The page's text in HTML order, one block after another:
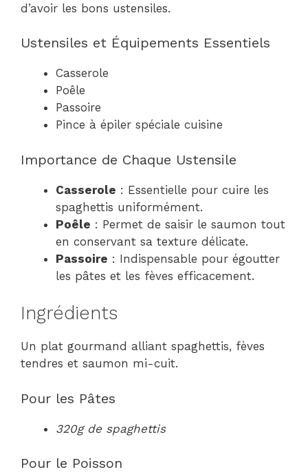
d’avoir les bons ustensiles.
Ustensiles et Équipements Essentiels
Casserole
Poêle
Passoire
Pince à épiler spéciale cuisine
Importance de Chaque Ustensile
Casserole : Essentielle pour cuire les
spaghettis uniformément.
Poêle : Permet de saisir le saumon tout
en conservant sa texture délicate.
Passoire : Indispensable pour égoutter
les pâtes et les fèves efficacement.
Ingrédients
Un plat gourmand alliant spaghettis, fèves
tendres et saumon mi-cuit.
Pour les Pâtes
320g de spaghettis
Pour le Poisson